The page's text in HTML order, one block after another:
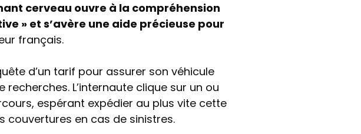
cerveau ouvre à la compréhension
» et s’avère une aide précieuse pour
français.
d’un tarif pour assurer son véhicule
L’internaute clique sur un ou
espérant expédier au plus vite cette
couvertures en cas de sinistres.